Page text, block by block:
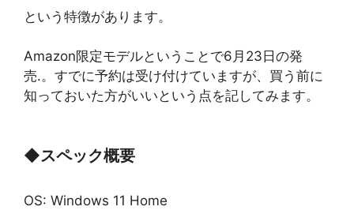
という特徴があります。
Amazon限定モデルということで6月23日の発
売.。すでに予約は受け付けていますが、買う前に
知っておいた方がいいという点を記してみます。
◆スペック概要
OS: Windows 11 Home